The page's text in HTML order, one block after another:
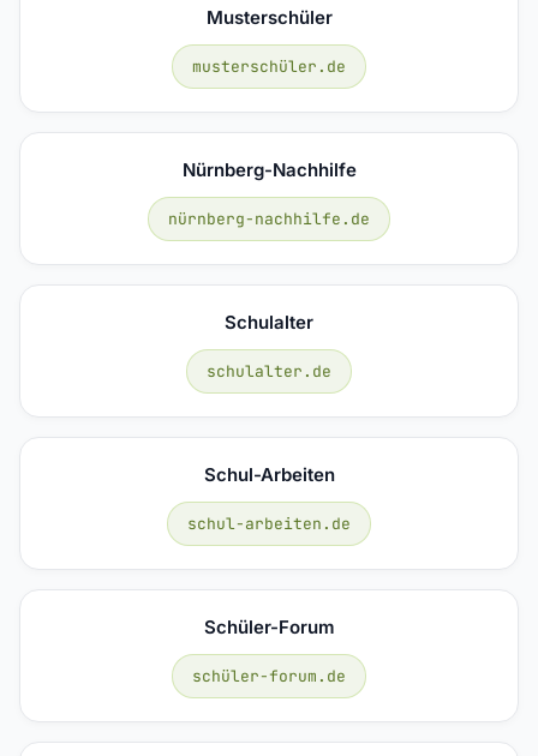
Musterschüler
musterschüler.de
Nürnberg-Nachhilfe
nürnberg-nachhilfe.de
Schulalter
schulalter.de
Schul-Arbeiten
schul-arbeiten.de
Schüler-Forum
schüler-forum.de